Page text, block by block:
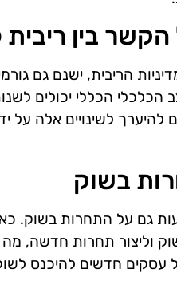
הקשר בין
הריבית, ישנם גם
הכללי יכולים
להיערך לשינויים אלה על
בשוק
גם על התחרות בשוק.
וליצור תחרות חדשה, מה
עסקים חדשים להיכנס